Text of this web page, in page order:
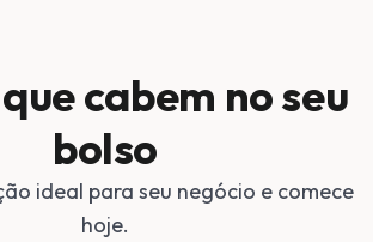
cabem no seu
bolso
ideal para seu negócio e comece
hoje.